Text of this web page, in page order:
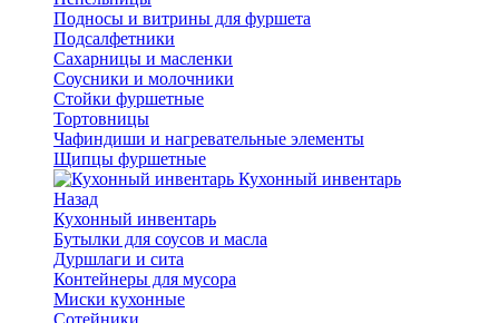
Подносы и витрины для фуршета
Подсалфетники
Сахарницы и масленки
Соусники и молочники
Стойки фуршетные
Тортовницы
Чафиндиши и нагревательные элементы
Щипцы фуршетные
Кухонный инвентарь
Назад
Кухонный инвентарь
Бутылки для соусов и масла
Дуршлаги и сита
Контейнеры для мусора
Миски кухонные
Сотейники